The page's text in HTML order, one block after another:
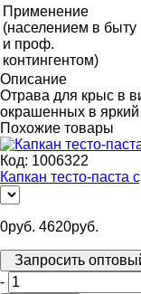
Применение
(населением в быту
и проф.
контингентом)
Описание
Отрава для крыс в
окрашенных в
Похожие товары
Код: 1006322
Капкан тесто-паста
0руб. 4620руб.
Запросить
-